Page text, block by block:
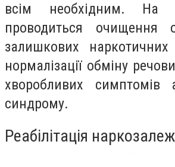
всім необхідним. На
проводиться очищення
залишкових
нормалізації обміну
хворобливих симптомів
синдрому.
Реабілітація